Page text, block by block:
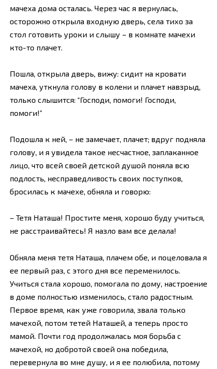
мачеха дома осталась. Через час я вернулась,
осторожно открыла входную дверь, села тихо за
стол готовить уроки и слышу – в комнате мачехи
кто-то плачет.
Пошла, открыла дверь, вижу: сидит на кровати
мачеха, уткнула голову в колени и плачет навзрыд,
только слышится: “Господи, помоги! Господи,
помоги!”
Подошла к ней, – не замечает, плачет; вдруг подняла
голову, и я увидела такое несчастное, заплаканное
лицо, что всей своей детской душой поняла всю
подлость, несправедливость своих поступков,
бросилась к мачехе, обняла и говорю:
– Тетя Наташа! Простите меня, хорошо буду учиться,
не расстраивайтесь! Я назло вам все делала!
Обняла меня тетя Наташа, плачем обе, и поцеловала я
ее первый раз, с этого дня все переменилось.
Учиться стала хорошо, помогала по дому, настроение
в доме полностью изменилось, стало радостным.
Первое время, как уже говорила, звала только
мачехой, потом тетей Наташей, а теперь просто
мамой. Почти год продолжалась моя борьба с
мачехой, но добротой своей она победила,
перевернула во мне душу, и я ее полюбила, потому